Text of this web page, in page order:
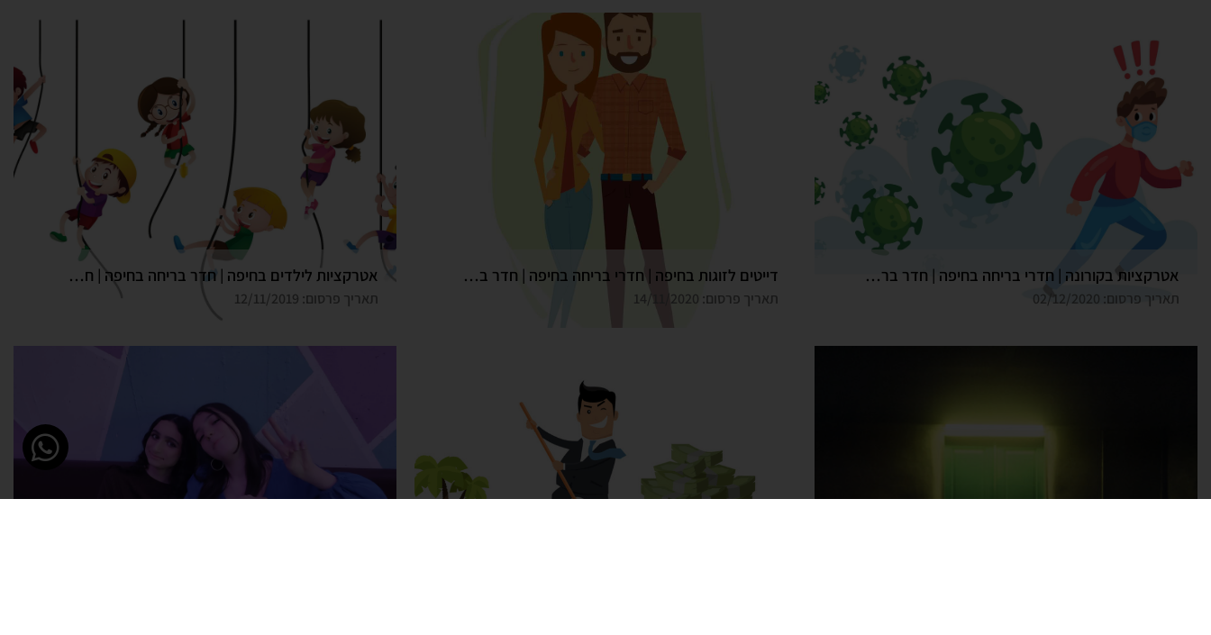
אטרקציות בקורונה | חדרי בריחה בחיפה | חדר בריחה גלדיאטור
תאריך פרסום: 02/12/2020
דייטים לזוגות בחיפה | חדרי בריחה בחיפה | חדר בריחה גלדיאטור
תאריך פרסום: 14/11/2020
אטרקציות לילדים בחיפה | חדר בריחה בחיפה | חדר בריחה דרך המלך
תאריך פרסום: 12/11/2019